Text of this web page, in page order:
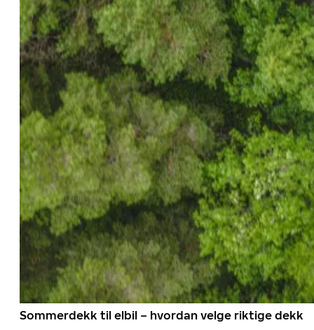
Sommerdekk til elbil – hvordan velge riktige dekk